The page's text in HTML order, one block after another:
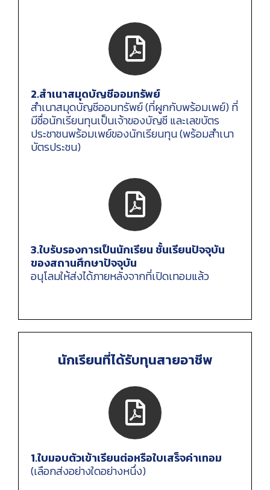
2.สำเนาสมุดบัญชีออมทรัพย์
สำเนาสมุดบัญชีออมทรัพย์ (ที่ผูกกับพร้อมเพย์) ที่
มีชื่อนักเรียนทุนเป็นเจ้าของบัญชี และเลขบัตร
ประชาชนพร้อมเพย์ของนักเรียนทุน (พร้อมสำเนา
บัตรประชน)
3.ใบรับรองการเป็นนักเรียน ชั้นเรียนปัจจุบัน
ของสถานศึกษาปัจจุบัน
อนุโลมให้ส่งได้ภายหลังจากที่เปิดเทอมแล้ว
นักเรียนที่ได้รับทุนสายอาชีพ
1.ใบมอบตัวเข้าเรียนต่อหรือใบเสร็จค่าเทอม
(เลือกส่งอย่างใดอย่างหนึ่ง)